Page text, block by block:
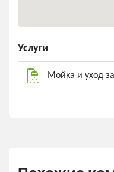
Услуги
Мойка и уход